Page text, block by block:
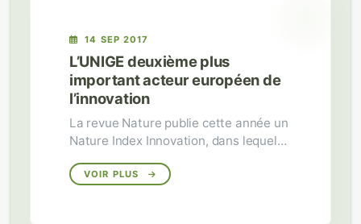
14 SEP 2017
L’UNIGE deuxième plus
important acteur européen de
l’innovation
La revue Nature publie cette année un
Nature Index Innovation, dans lequel
rang mondial.
VOIR PLUS